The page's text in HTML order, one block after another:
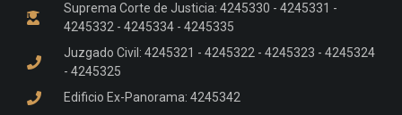
Suprema Corte de Justicia: 4245330 - 4245331 -
4245332 - 4245334 - 4245335
Juzgado Civil: 4245321 - 4245322 - 4245323 - 4245324
- 4245325
Edificio Ex-Panorama: 4245342